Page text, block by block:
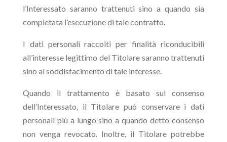
l’Interessato saranno trattenuti sino a quando sia
completata l’esecuzione di tale contratto.
I dati personali raccolti per finalità riconducibili
all’interesse legittimo del Titolare saranno trattenuti
sino al soddisfacimento di tale interesse.
Quando il trattamento è basato sul consenso
dell’Interessato, il Titolare può conservare i dati
personali più a lungo sino a quando detto consenso
non venga revocato. Inoltre, il Titolare potrebbe